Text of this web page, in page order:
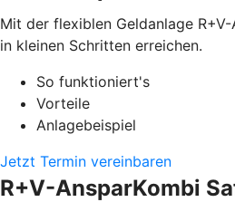
Mit der flexiblen Geldanlage
in kleinen Schritten erreichen.
So funktioniert's
Vorteile
Anlagebeispiel
Jetzt Termin vereinbaren
R+V-AnsparKombi